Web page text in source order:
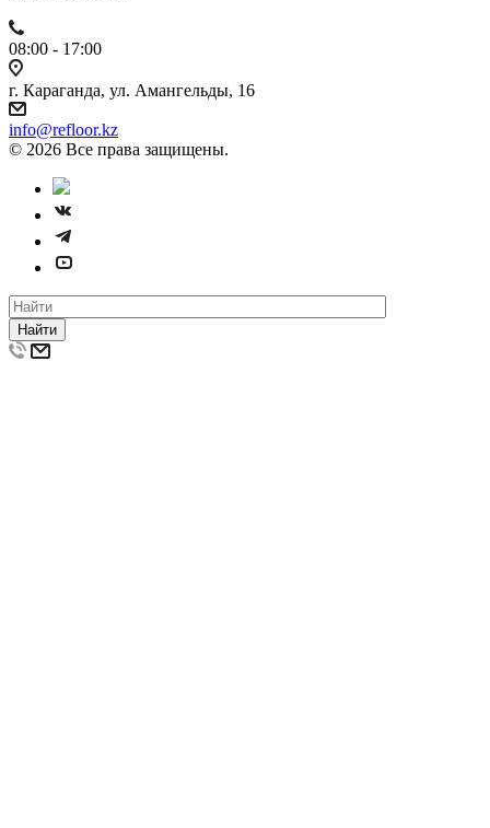
08:00 - 17:00
г. Караганда, ул. Амангельды, 16
info@refloor.kz
© 2026 Все права защищены.
Найти